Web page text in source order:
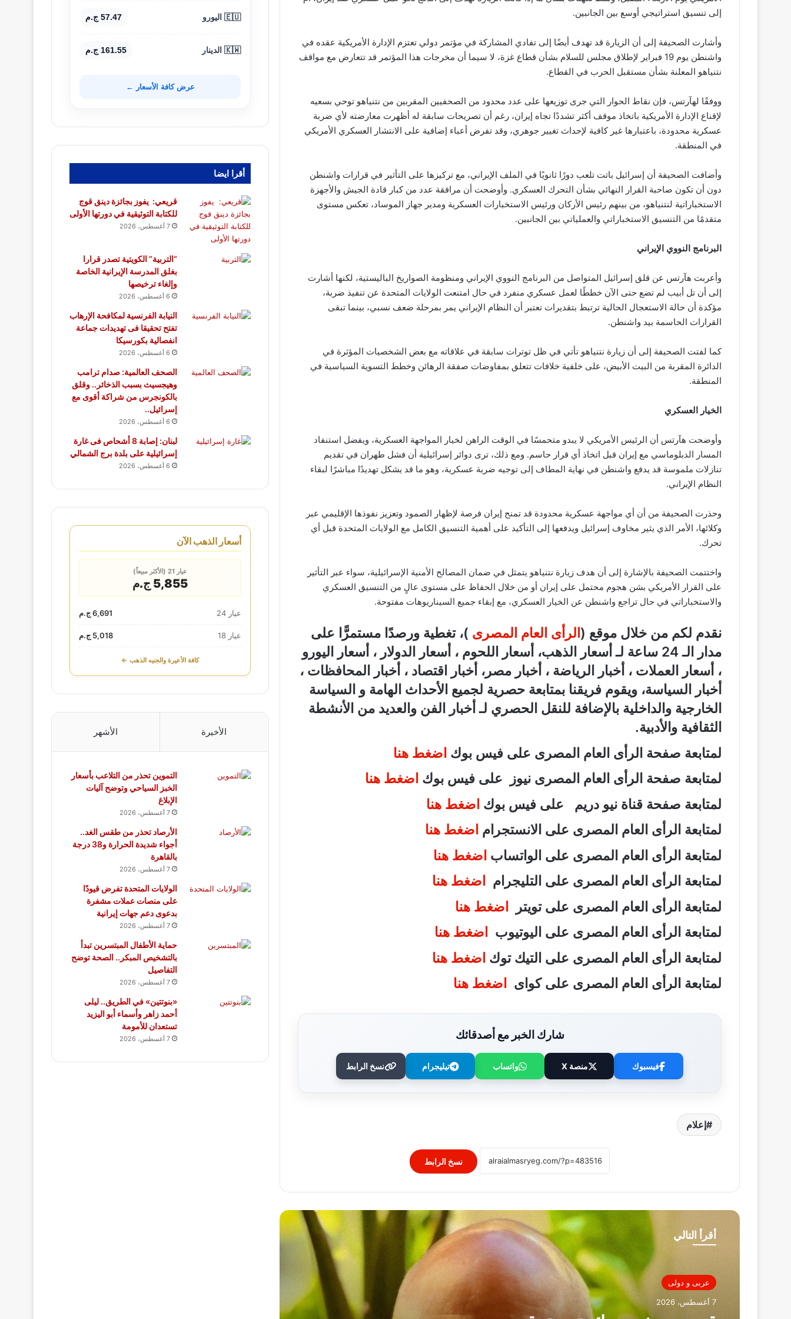
إلى تنسيق استراتيجي أوسع بين الجانبين.
وأشارت الصحيفة إلى أن الزيارة قد تهدف أيضًا إلى تفادي المشاركة في مؤتمر دولي تعتزم الإدارة الأمريكية عقده في
واشنطن يوم 19 فبراير لإطلاق مجلس للسلام بشأن قطاع غزة، لا سيما أن مخرجات هذا المؤتمر قد تتعارض مع مواقف
نتنياهو المعلنة بشأن مستقبل الحرب في القطاع.
ووفقًا لهآرتس، فإن نقاط الحوار التي جرى توزيعها على عدد محدود من الصحفيين المقربين من نتنياهو توحي بسعيه
لإقناع الإدارة الأمريكية باتخاذ موقف أكثر تشددًا تجاه إيران، رغم أن تصريحات سابقة له أظهرت معارضته لأي ضربة
عسكرية محدودة، باعتبارها غير كافية لإحداث تغيير جوهري، وقد تفرض أعباء إضافية على الانتشار العسكري الأمريكي
في المنطقة.
وأضافت الصحيفة أن إسرائيل باتت تلعب دورًا ثانويًا في الملف الإيراني، مع تركيزها على التأثير في قرارات واشنطن
دون أن تكون صاحبة القرار النهائي بشأن التحرك العسكري. وأوضحت أن مرافقة عدد من كبار قادة الجيش والأجهزة
الاستخباراتية لنتنياهو، من بينهم رئيس الأركان ورئيس الاستخبارات العسكرية ومدير جهاز الموساد، تعكس مستوى
متقدمًا من التنسيق الاستخباراتي والعملياتي بين الجانبين.
البرنامج النووي الإيراني
وأعربت هآرتس عن قلق إسرائيل المتواصل من البرنامج النووي الإيراني ومنظومة الصواريخ الباليستية، لكنها أشارت
إلى أن تل أبيب لم تضع حتى الآن خططًا لعمل عسكري منفرد في حال امتنعت الولايات المتحدة عن تنفيذ ضربة،
مؤكدة أن حالة الاستعجال الحالية ترتبط بتقديرات تعتبر أن النظام الإيراني يمر بمرحلة ضعف نسبي، بينما تبقى
القرارات الحاسمة بيد واشنطن.
كما لفتت الصحيفة إلى أن زيارة نتنياهو تأتي في ظل توترات سابقة في علاقاته مع بعض الشخصيات المؤثرة في
الدائرة المقربة من البيت الأبيض، على خلفية خلافات تتعلق بمفاوضات صفقة الرهائن وخطط التسوية السياسية في
المنطقة.
الخيار العسكري
وأوضحت هآرتس أن الرئيس الأمريكي لا يبدو متحمسًا في الوقت الراهن لخيار المواجهة العسكرية، ويفضل استنفاد
المسار الدبلوماسي مع إيران قبل اتخاذ أي قرار حاسم. ومع ذلك، ترى دوائر إسرائيلية أن فشل طهران في تقديم
تنازلات ملموسة قد يدفع واشنطن في نهاية المطاف إلى توجيه ضربة عسكرية، وهو ما قد يشكل تهديدًا مباشرًا لبقاء
النظام الإيراني.
وحذرت الصحيفة من أن أي مواجهة عسكرية محدودة قد تمنح إيران فرصة لإظهار الصمود وتعزيز نفوذها الإقليمي عبر
وكلائها، الأمر الذي يثير مخاوف إسرائيل ويدفعها إلى التأكيد على أهمية التنسيق الكامل مع الولايات المتحدة قبل أي
تحرك.
واختتمت الصحيفة بالإشارة إلى أن هدف زيارة نتنياهو يتمثل في ضمان المصالح الأمنية الإسرائيلية، سواء عبر التأثير
على القرار الأمريكي بشن هجوم محتمل على إيران أو من خلال الحفاظ على مستوى عالٍ من التنسيق العسكري
والاستخباراتي في حال تراجع واشنطن عن الخيار العسكري، مع إبقاء جميع السيناريوهات مفتوحة.
نقدم لكم من خلال موقع ( الرأى العام المصرى )، تغطية ورصدًا مستمرًّا على
مدار الـ 24 ساعة لـ أسعار الذهب، أسعار اللحوم ، أسعار الدولار ، أسعار اليورو
، أسعار العملات ، أخبار الرياضة ، أخبار مصر، أخبار اقتصاد ، أخبار المحافظات ،
أخبار السياسة، ويقوم فريقنا بمتابعة حصرية لجميع الأحداث الهامة و السياسة
الخارجية والداخلية بالإضافة للنقل الحصري لـ أخبار الفن والعديد من الأنشطة
الثقافية والأدبية.
لمتابعة صفحة الرأى العام المصرى على فيس بوك اضغط هنا
لمتابعة صفحة الرأى العام المصرى نيوز على فيس بوك اضغط هنا
لمتابعة صفحة قناة نيو دريم على فيس بوك اضغط هنا
لمتابعة الرأى العام المصرى على الانستجرام اضغط هنا
لمتابعة الرأى العام المصرى على الواتساب اضغط هنا
لمتابعة الرأى العام المصرى على التليجرام
اضغط هنا
لمتابعة الرأى العام المصرى على تويتر
اضغط هنا
لمتابعة الرأى العام المصرى على اليوتيوب
اضغط هنا
لمتابعة الرأى العام المصرى على التيك توك اضغط هنا
لمتابعة الرأى العام المصرى على كواى
اضغط هنا
شارك الخبر مع أصدقائك
فيسبوك منصة X واتساب تيليجرام نسخ الرابط
إعلام
نسخ الرابط
أقرأ التالي
عربى و دولى
7 أغسطس، 2026
قريعي: يفوز بجائزة دينق قوج للكتابة
بكورسيكا
الصحف العالمية: صدام ترامب وهيجسيث
بسبب الذخائر.. وقلق بالكونجرس من
شراكة أقوى مع إسرائيل..
لبنان: إصابة 8 أشحاص فى غارة إسرائيلية
على بلدة برج الشمالي
🇪🇺 اليورو 57.47 ج.م
🇰🇼 الدينار 161.55 ج.م
عرض كافة الأسعار ←
أقرا ايضا
قريعي: يفوز بجائزة دينق قوج
للكتابة التوثيقية في دورتها الأولى
7 أغسطس، 2026
“التربية” الكويتية تصدر قرارا
بغلق المدرسة الإيرانية الخاصة
وإلغاء ترخيصها
6 أغسطس، 2026
النيابة الفرنسية لمكافحة الإرهاب
تفتح تحقيقا فى تهديدات جماعة
انفصالية بكورسيكا
6 أغسطس، 2026
الصحف العالمية: صدام ترامب
وهيجسيث بسبب الذخائر.. وقلق
بالكونجرس من شراكة أقوى مع
إسرائيل..
6 أغسطس، 2026
لبنان: إصابة 8 أشحاص فى غارة
إسرائيلية على بلدة برج الشمالي
6 أغسطس، 2026
أسعار الذهب الآن
عيار 21 (الأكثر مبيعاً)
5,855 ج.م
عيار 24 6,691 ج.م
عيار 18 5,018 ج.م
كافة الأعيرة والجنيه الذهب ←
الأخيرة الأشهر
التموين تحذر من التلاعب بأسعار
الخبز السياحي وتوضح آليات
الإبلاغ
7 أغسطس، 2026
الأرصاد تحذر من طقس الغد..
أجواء شديدة الحرارة و38 درجة
بالقاهرة
7 أغسطس، 2026
الولايات المتحدة تفرض قيودًا
على منصات عملات مشفرة
بدعوى دعم جهات إيرانية
7 أغسطس، 2026
حماية الأطفال المبتسرين تبدأ
بالتشخيص المبكر.. الصحة توضح
التفاصيل
7 أغسطس، 2026
«بنوتتين» في الطريق.. ليلى
أحمد زاهر وأسماء أبو اليزيد
تستعدان للأمومة
7 أغسطس، 2026